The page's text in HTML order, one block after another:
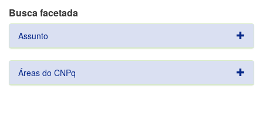
Busca facetada
Assunto
Áreas do CNPq